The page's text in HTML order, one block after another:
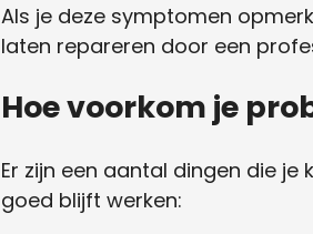
Als je deze symptomen
laten repareren door een
Hoe voorkom je
Er zijn een aantal dingen die
goed blijft werken: